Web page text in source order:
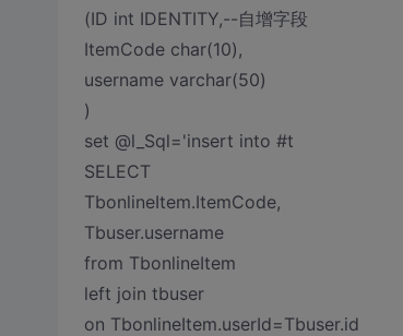
(ID int IDENTITY,--自增字段
ItemCode char(10),
username varchar(50)
)
set @l_Sql='insert into #t
SELECT
TbonlineItem.ItemCode,
Tbuser.username
from TbonlineItem
left join tbuser
on TbonlineItem.userId=Tbuser.id